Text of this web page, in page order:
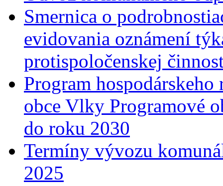
Smernica o
evidovania oznámení
protispoločenskej
Program
obce Vlky Programové
do roku 2030
Termíny vývozu
2025